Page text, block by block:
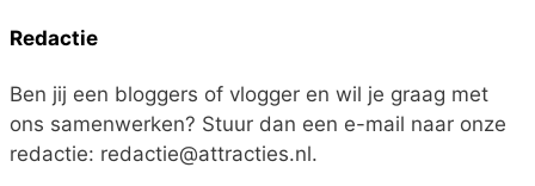
Redactie
Ben jij een bloggers of vlogger en wil je graag met
ons samenwerken? Stuur dan een e-mail naar onze
redactie: redactie@attracties.nl.